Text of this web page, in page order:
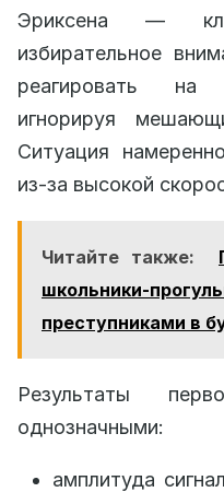
Эриксена —
избирательное
реагировать на
игнорируя
Ситуация
из-за высокой
Читайте также:
школьники-
преступниками в
Результаты
однозначными:
амплитуда